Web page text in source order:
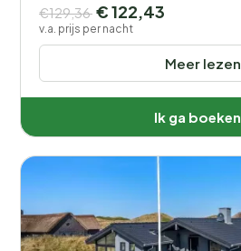
Meer lezen
€129,36 € 122,43
v.a. prijs per nacht
Ik ga boeken